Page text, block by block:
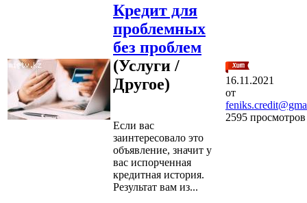
Кредит для
проблемных
без проблем
(Услуги /
Другое)
Если вас
заинтересовало это
объявление, значит у
вас испорченная
кредитная история.
Результат вам из...
16.11.2021
от
2595 просмотров